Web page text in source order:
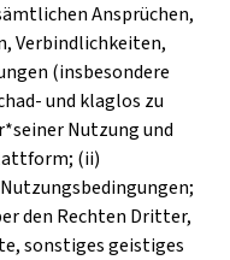
Ansprüchen,
Verbindlichkeiten,
(insbesondere
und klaglos zu
Nutzung und
(ii)
den Rechten Dritter,
sonstiges geistiges